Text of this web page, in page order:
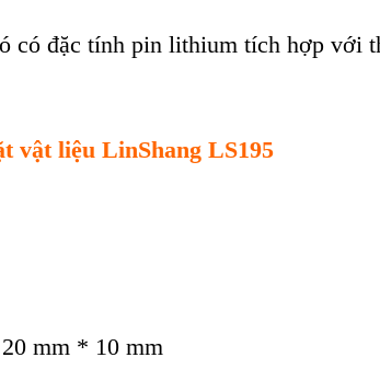
có đặc tính pin lithium tích hợp với
vật liệu LinShang LS195
mm * 10 mm